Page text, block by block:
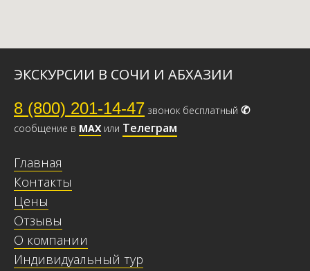
ЭКСКУРСИИ В СОЧИ И АБХАЗИИ
8 (800) 201-14-47 звонок бесплатный ✆
сообщение в МАХ или Телеграм
Главная
Контакты
Цены
Отзывы
О компании
Индивидуальный тур